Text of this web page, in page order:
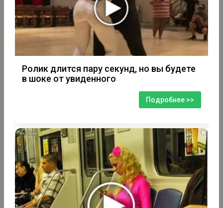
Ролик длится пару секунд, но вы будете
в шоке от увиденного
Подробнее >>
i